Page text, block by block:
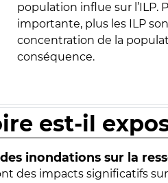
population influe sur l’ILP.
importante, plus les ILP
concentration de la
conséquence.
est-il
inondations sur la
des impacts significatifs